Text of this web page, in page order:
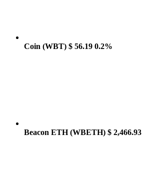
Coin (WBT) $ 56.19 0.2%
Beacon ETH(WBETH) $ 2,466.93